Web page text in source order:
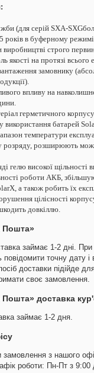
(для серій SXA-
років в буферному
строго
якості на протязі всього
замовнику
впливу на
герметичного
використання батарей
температури
розряду, розширюють
гелю високої щільності
роботи АКБ,
а також робить їх
цілісності
довкіллю.
Пошта»
займає 1-2 дні. При
точну дату і
доставки підійде
своє замовлення.
доставка
займає 1-2 дня.
з нашого
роботи: Пн-Пт з 9:00